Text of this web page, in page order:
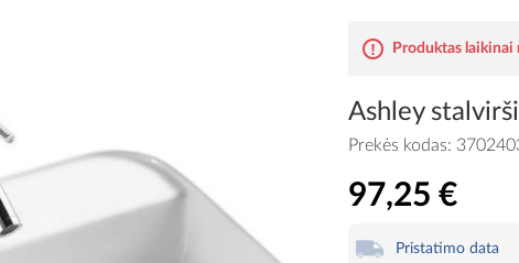
Produktas laikinai
Ashley
Prekės kodas:
97,25 €
Pristatimo data